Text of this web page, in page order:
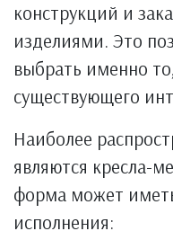
конструкций и
изделиями. Это
выбрать именно
существующего
Наиболее
являются кресла-
форма может
исполнения: